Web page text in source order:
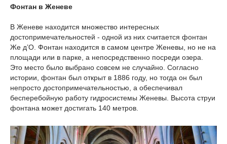
Фонтан в Женеве
В Женеве находится множество интересных
достопримечательностей - одной из них считается фонтан
Же д’О. Фонтан находится в самом центре Женевы, но не на
площади или в парке, а непосредственно посреди озера.
Это место было выбрано совсем не случайно. Согласно
истории, фонтан был открыт в 1886 году, но тогда он был
непросто достопримечательностью, а обеспечивал
бесперебойную работу гидросистемы Женевы. Высота струи
фонтана может достигать 140 метров.